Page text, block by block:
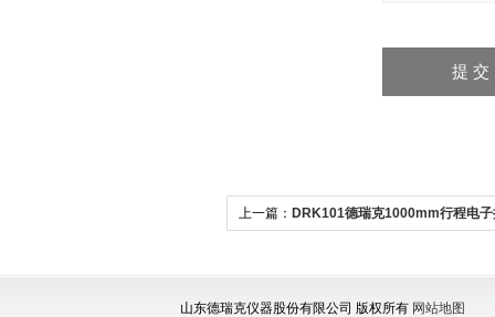
上一篇： DRK101德瑞克1000mm行程电
山东德瑞克仪器股份有限公司 版权所有 网站地图